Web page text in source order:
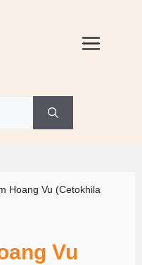
Hoang Vu (Cetokhila
Vu